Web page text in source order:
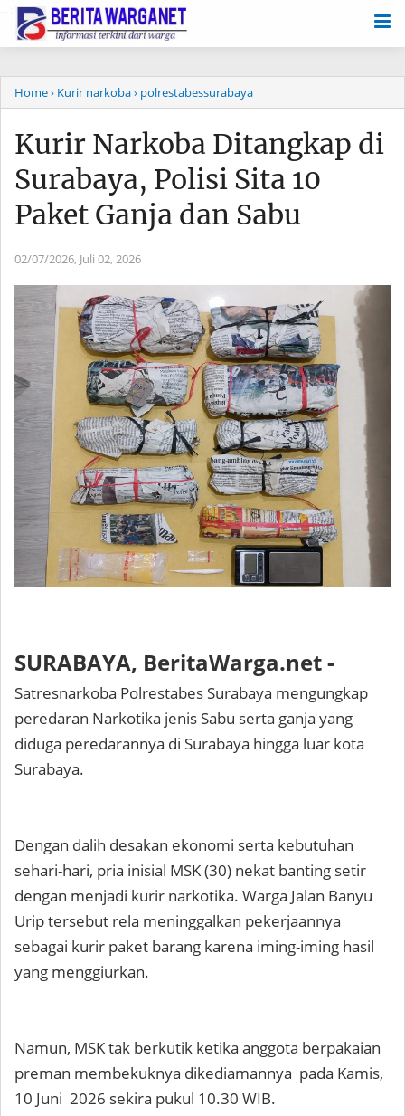
Home› Kurir narkoba› polrestabessurabaya
Kurir Narkoba Ditangkap di
Surabaya, Polisi Sita 10
Paket Ganja dan Sabu
02/07/2026, Juli 02, 2026
SURABAYA, BeritaWarga.net -
Satresnarkoba Polrestabes Surabaya mengungkap
peredaran Narkotika jenis Sabu serta ganja yang
diduga peredarannya di Surabaya hingga luar kota
Surabaya.
Dengan dalih desakan ekonomi serta kebutuhan
sehari-hari, pria inisial MSK (30) nekat banting setir
dengan menjadi kurir narkotika. Warga Jalan Banyu
Urip tersebut rela meninggalkan pekerjaannya
sebagai kurir paket barang karena iming-iming hasil
yang menggiurkan.
Namun, MSK tak berkutik ketika anggota berpakaian
preman membekuknya dikediamannya pada Kamis,
10 Juni 2026 sekira pukul 10.30 WIB.